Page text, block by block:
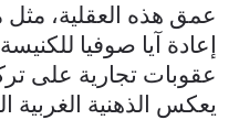
عمق هذه العقلية،
إعادة آيا صوفيا
عقوبات تجارية على
يعكس الذهنية الغربية